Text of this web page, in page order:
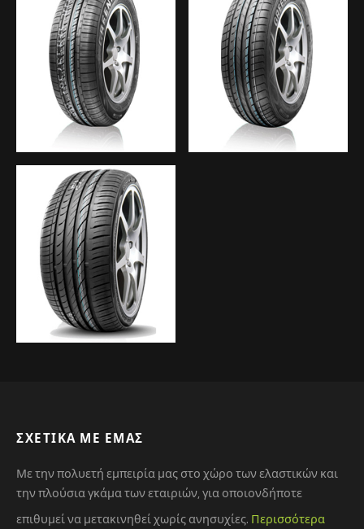
ΣΧΕΤΙΚΆ ΜΕ ΕΜΆΣ
Με την πολυετή εμπειρία μας στο χώρο των ελαστικών και
την πλούσια γκάμα των εταιριών, για οποιονδήποτε
επιθυμεί να μετακινηθεί χωρίς ανησυχίες. Περισσότερα